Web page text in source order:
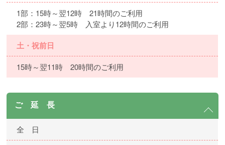
1部：15時～翌12時 21時間のご利用
2部：23時～翌5時 入室より12時間のご利用
土・祝前日
15時～翌11時 20時間のご利用
ご 延 長
全 日